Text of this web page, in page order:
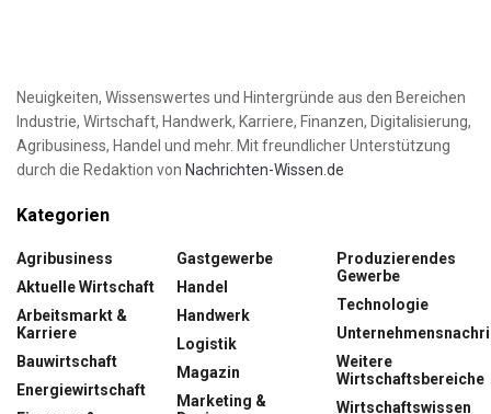
Neuigkeiten, Wissenswertes und Hintergründe aus den Bereichen
Industrie, Wirtschaft, Handwerk, Karriere, Finanzen, Digitalisierung,
Agribusiness, Handel und mehr. Mit freundlicher Unterstützung
durch die Redaktion von Nachrichten-Wissen.de
Kategorien
Agribusiness
Aktuelle Wirtschaft
Arbeitsmarkt &
Karriere
Bauwirtschaft
Energiewirtschaft
Gastgewerbe
Handel
Handwerk
Logistik
Magazin
Marketing &
Produzierendes
Gewerbe
Technologie
Weitere
Wirtschaftsbereiche
Wirtschaftswissen